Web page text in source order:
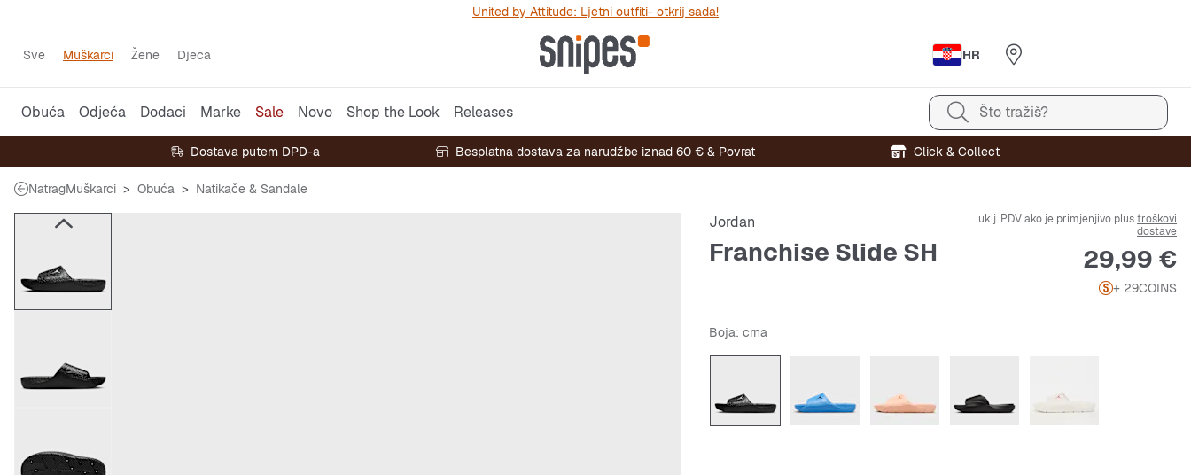
United by Attitude: Ljetni outfiti- otkrij sada!
Sve Muškarci Žene Djeca HR
Obuća Odjeća Dodaci Marke Sale Novo Shop the Look Releases Što tražiš?
Dostava putem DPD-a Besplatna dostava za narudžbe iznad 60 € & Povrat Click & Collect
NatragMuškarci Obuća Natikače & Sandale
Jordan
Franchise Slide SH
uklj. PDV ako je primjenjivo plustroškovi
dostave
Cijena
29,99 €
+ 29COINS
Boja: crna